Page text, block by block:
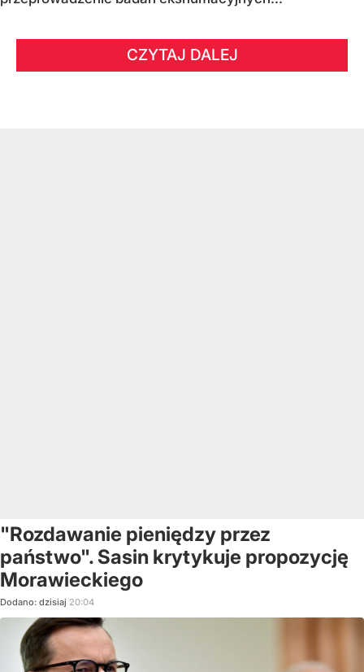
CZYTAJ DALEJ
"Rozdawanie pieniędzy przez
państwo". Sasin krytykuje propozycję
Morawieckiego
Dodano: dzisiaj 20:04